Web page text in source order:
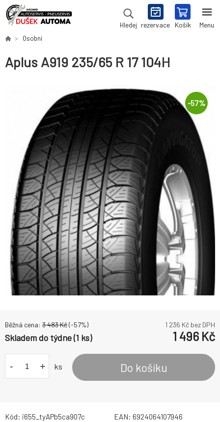
Hledej rezervace Košík Menu
Osobní
Aplus A919 235/65 R 17 104H
-57%
Běžná cena: 3 483Kč(-57%) 1 236 Kč bez DPH
Skladem do týdne (1 ks) 1 496 Kč
- + ks Do košíku
Kód: i655_tyAPb5ca907c EAN: 6924064107946